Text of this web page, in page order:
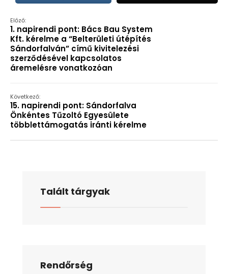
Előző:
1. napirendi pont: Bács Bau System
Kft. kérelme a “Belterületi útépítés
Sándorfalván” című kivitelezési
szerződésével kapcsolatos
áremelésre vonatkozóan
Következő:
15. napirendi pont: Sándorfalva
Önkéntes Tűzoltó Egyesülete
többlettámogatás iránti kérelme
Talált tárgyak
Rendőrség